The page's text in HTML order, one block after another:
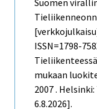
ISSN=1798-
mukaan
2007 .
6.8.2026].